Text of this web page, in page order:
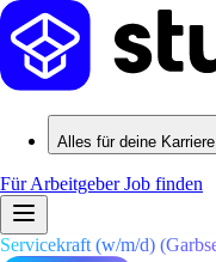
Alles für deine Karriere
Für ArbeitgeberJob finden
Servicekraft (w/m/d)